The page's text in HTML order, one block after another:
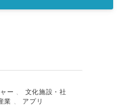
ー
文化施設・社
業 アプリ